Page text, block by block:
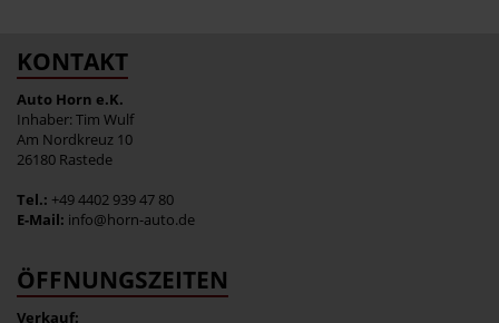
KONTAKT
Auto Horn e.K.
Inhaber: Tim Wulf
Am Nordkreuz 10
26180 Rastede
Tel.: +49 4402 939 47 80
E-Mail: info@horn-auto.de
ÖFFNUNGSZEITEN
Verkauf: